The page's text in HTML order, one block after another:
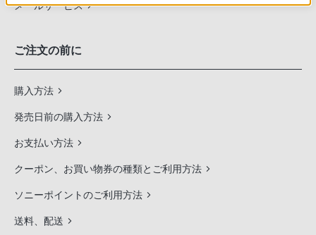
メールサービス
ご注文の前に
購入方法
発売日前の購入方法
お支払い方法
クーポン、お買い物券の種類とご利用方法
ソニーポイントのご利用方法
送料、配送